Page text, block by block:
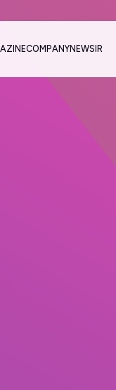
COMPANYNEWS IR